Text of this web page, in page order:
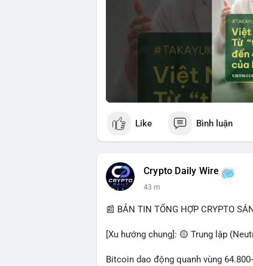
Like Bình luận
Crypto Daily Wire
43 m
📰 BẢN TIN TỔNG HỢP CRYPTO
[Xu hướng chung]: 🟡 Trung lập
Bitcoin dao động quanh vùng